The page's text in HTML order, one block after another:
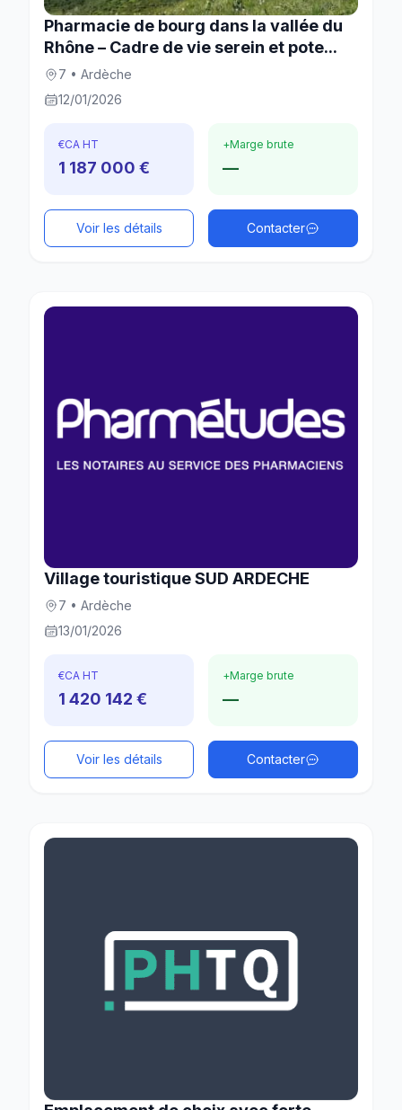
Pharmacie de bourg dans la vallée du
Rhône – Cadre de vie serein et pote...
7 • Ardèche
12/01/2026
€CA HT
1 187 000 €
+Marge brute
—
Voir les détails Contacter
Village touristique SUD ARDECHE
7 • Ardèche
13/01/2026
€CA HT
1 420 142 €
+Marge brute
—
Voir les détails Contacter